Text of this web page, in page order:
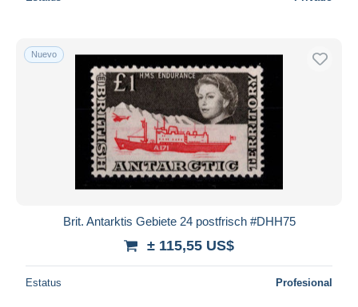
Nuevo
Brit. Antarktis Gebiete 24 postfrisch #DHH75
± 115,55 US$
Estatus Profesional